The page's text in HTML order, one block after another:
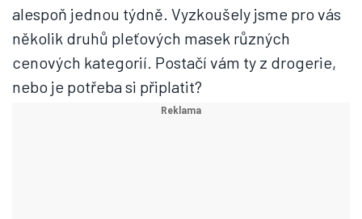
alespoň jednou týdně. Vyzkoušely jsme pro vás
několik druhů pleťových masek různých
cenových kategorií. Postačí vám ty z drogerie,
nebo je potřeba si připlatit?